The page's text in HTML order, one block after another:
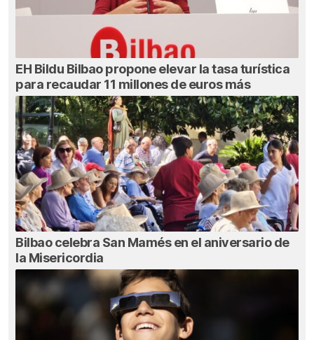
EH Bildu Bilbao propone elevar la tasa turística
para recaudar 11 millones de euros más
Bilbao celebra San Mamés en el aniversario de
la Misericordia